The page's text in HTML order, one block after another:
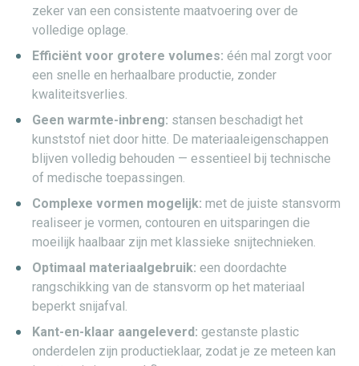
zeker van een consistente maatvoering over de
volledige oplage.
Efficiënt voor grotere volumes: één mal zorgt voor
een snelle en herhaalbare productie, zonder
kwaliteitsverlies.
Geen warmte-inbreng: stansen beschadigt het
kunststof niet door hitte. De materiaaleigenschappen
blijven volledig behouden — essentieel bij technische
of medische toepassingen.
Complexe vormen mogelijk: met de juiste stansvorm
realiseer je vormen, contouren en uitsparingen die
moeilijk haalbaar zijn met klassieke snijtechnieken.
Optimaal materiaalgebruik: een doordachte
rangschikking van de stansvorm op het materiaal
beperkt snijafval.
Kant-en-klaar aangeleverd: gestanste plastic
onderdelen zijn productieklaar, zodat je ze meteen kan